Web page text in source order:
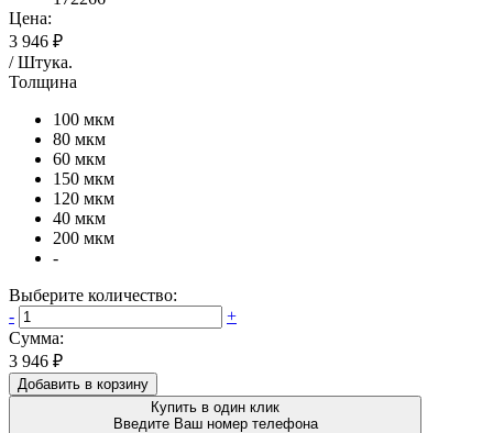
Цена:
3 946 ₽
/Штука.
Толщина
100 мкм
80 мкм
60 мкм
150 мкм
120 мкм
40 мкм
200 мкм
-
Выберите количество:
-
+
Сумма:
3 946 ₽
Добавить в корзину
Купить в один клик
Введите Ваш номер телефона